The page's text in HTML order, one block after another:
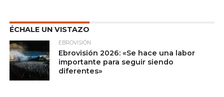
ÉCHALE UN VISTAZO
EBROVISIÓN
Ebrovisión 2026: «Se hace una labor
importante para seguir siendo
diferentes»